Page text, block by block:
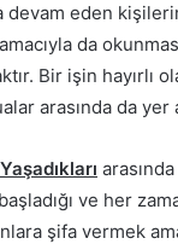
devam eden
da
Bir işin hayırlı
arasında da yer
ve her
şifa vermek